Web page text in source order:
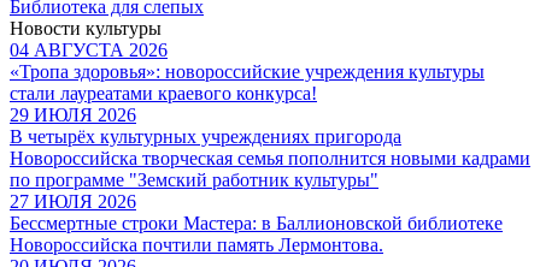
Библиотека для слепых
Новости культуры
04 АВГУСТА 2026
«Тропа здоровья»: новороссийские учреждения культуры
стали лауреатами краевого конкурса!
29 ИЮЛЯ 2026
В четырёх культурных учреждениях пригорода
Новороссийска творческая семья пополнится новыми кадрами
по программе "Земский работник культуры"
27 ИЮЛЯ 2026
Бессмертные строки Мастера: в Баллионовской библиотеке
Новороссийска почтили память Лермонтова.